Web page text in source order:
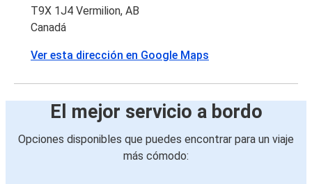
T9X 1J4 Vermilion, AB
Canadá
Ver esta dirección en Google Maps
El mejor servicio a bordo
Opciones disponibles que puedes encontrar para un viaje
más cómodo: